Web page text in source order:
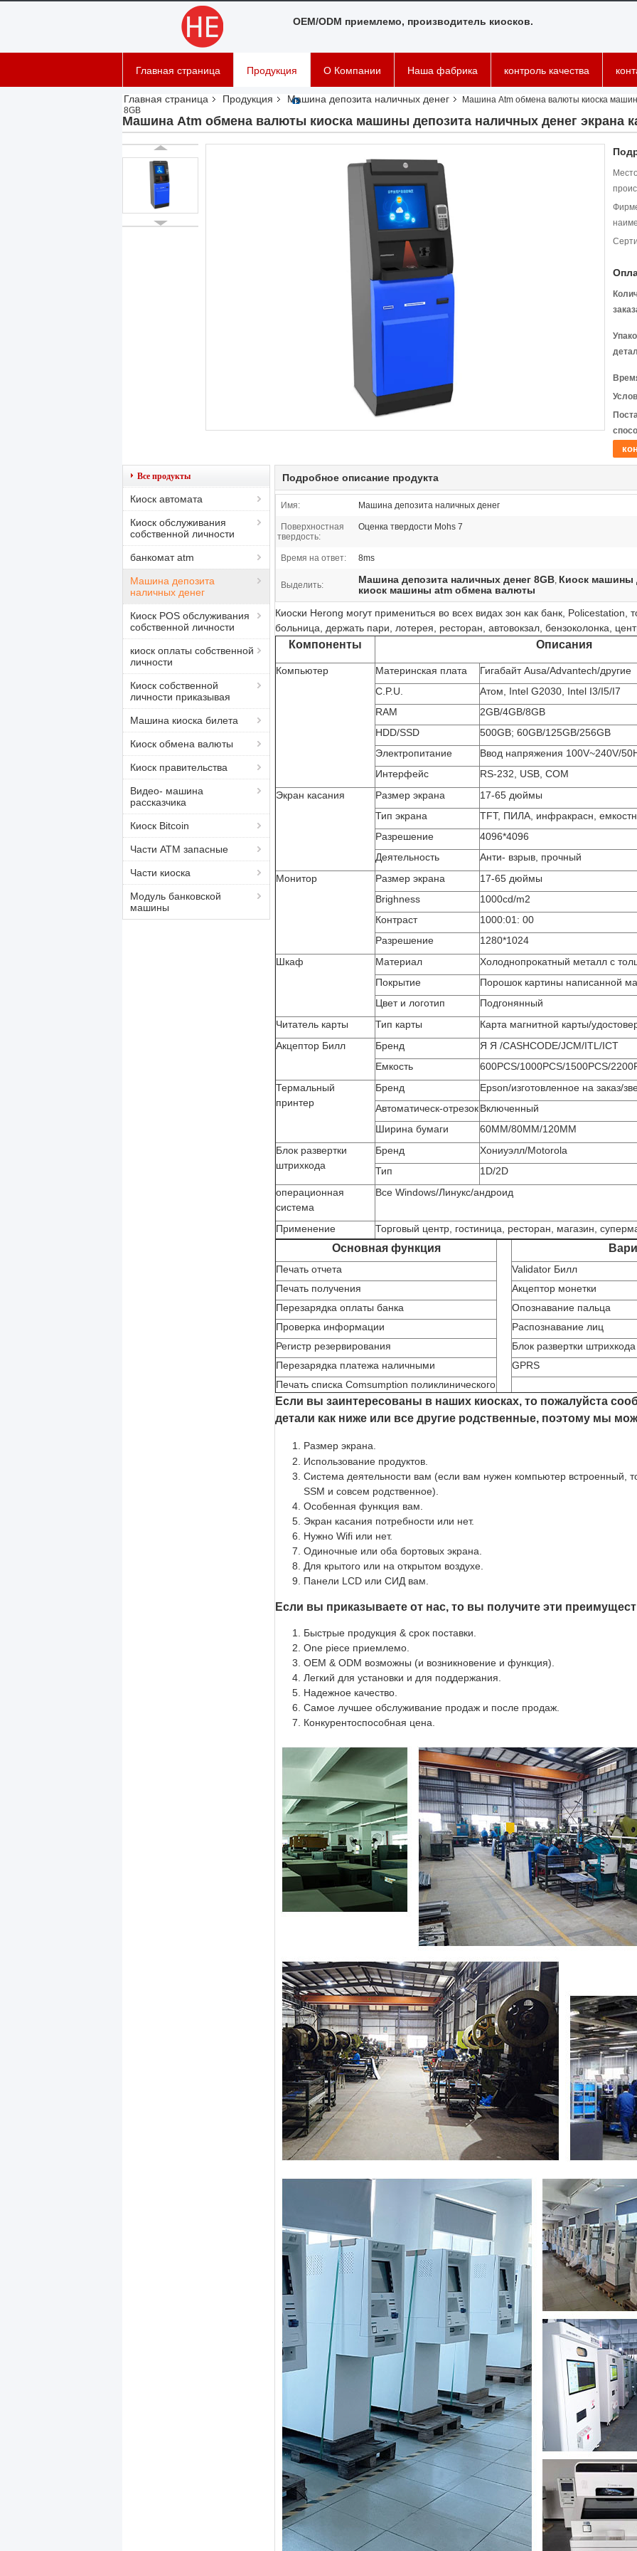
OEM/ODM приемлемо, производитель киосков.
Главная страница Продукция О Компании Наша фабрика контроль качества
Главная страница Продукция Машина депозита наличных денег
Машина Atm обмена валюты киоска
8GB
Машина Atm обмена валюты киоска машины депозита наличных денег экрана
Все продукты
Киоск автомата
Киоск обслуживания
собственной личности
банкомат atm
Машина депозита
наличных денег
Киоск POS обслуживания
собственной личности
киоск оплаты собственной
личности
Киоск собственной
личности приказывая
Машина киоска билета
Киоск обмена валюты
Киоск правительства
Видео- машина
рассказчика
Киоск Bitcoin
Части ATM запасные
Части киоска
Модуль банковской
машины
Подробное описание продукта
Имя: Машина депозита наличных денег
Поверхностная
твердость:
Оценка твердости Mohs 7
Время на ответ: 8ms
Выделить: Машина депозита наличных денег 8GB, Киоск машины
киоск машины atm обмена валюты
Киоски Herong могут примениться во всех видах зон как банк, Policestation,
больница, держать пари, лотерея, ресторан, автовокзал, бензоколонка,
Компоненты Описания
Компьютер Материнская плата
Гигабайт Ausa/Advantech/другие
C.P.U.
Атом, Intel G2030, Intel I3/I5/I7
RAM
2GB/4GB/8GB
HDD/SSD
500GB; 60GB/125GB/256GB
Электропитание
Ввод напряжения 100V~240V/
Интерфейс
RS-232, USB, COM
Экран касания
Размер экрана
17-65 дюймы
Тип экрана
TFT, ПИЛА, инфракрасн,
Разрешение
4096*4096
Деятельность
Анти- взрыв, прочный
Монитор
Размер экрана
17-65 дюймы
Brighness
1000cd/m2
Контраст
1000:01: 00
Разрешение
1280*1024
Шкаф
Материал
Холоднопрокатный металл с
Покрытие
Порошок картины написанной
Цвет и логотип
Подгонянный
Читатель карты
Тип карты
Карта магнитной карты/
Акцептор Билл
Бренд
Я Я /CASHCODE/JCM/ITL/ICT
Емкость
600PCS/1000PCS/1500PCS/
Термальный
принтер
Бренд
Epson/изготовленное на заказ/
Автоматическ-отрезокВключенный
Ширина бумаги
60MM/80MM/120MM
Блок развертки
штрихкода
Бренд
Хониуэлл/Motorola
Тип
1D/2D
операционная
система
Все Windows/Линукс/андроид
Применение Торговый центр, гостиница, ресторан, магазин,
Основная функция
Печать отчета
Validator Билл
Печать получения
Акцептор монетки
Перезарядка оплаты банка
Опознавание пальца
Проверка информации
Распознавание лиц
Регистр резервирования
Блок развертки штрихкода
Перезарядка платежа наличными
GPRS
Печать списка Comsumption поликлинического
Если вы заинтересованы в наших киосках, то пожалуйста
детали как ниже или все другие родственные, поэтому мы
Размер экрана.
Использование продуктов.
Система деятельности вам (если вам нужен компьютер встроенный,
SSM и совсем родственное).
Особенная функция вам.
Экран касания потребности или нет.
Нужно Wifi или нет.
Одиночные или оба бортовых экрана.
Для крытого или на открытом воздухе.
Панели LCD или СИД вам.
Если вы приказываете от нас, то вы получите эти
Быстрые продукция & срок поставки.
One piece приемлемо.
OEM & ODM возможны (и возникновение и функция).
Легкий для установки и для поддержания.
Надежное качество.
Самое лучшее обслуживание продаж и после продаж.
Конкурентоспособная цена.